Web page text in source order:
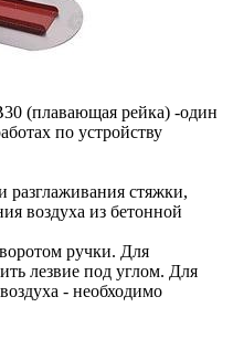
(плавающая рейка) -один
по устройству
разглаживания стяжки,
воздуха из бетонной
ручки. Для
лезвие под углом. Для
- необходимо